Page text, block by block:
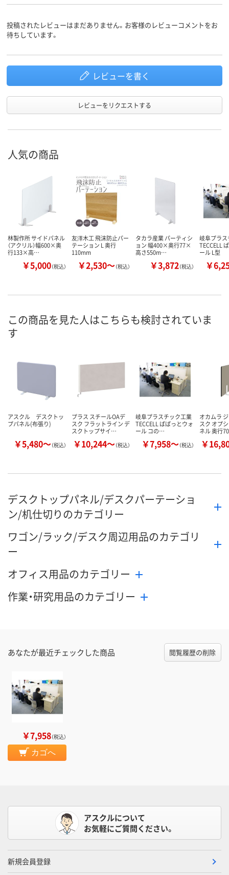
投稿されたレビューはまだありません。お客様のレビューコメントをお
待ちしています。
レビューを書く
レビューをリクエストする
人気の商品
林製作所 サイドパネル
（アクリル）幅600×奥
行133×高…
￥5,000（税込）
友澤木工 飛沫防止パー
テーション L 奥行
110mm
￥2,530～（税込）
タカラ産業 パーティシ
ョン 幅400×奥行77×
高さ550m…
￥3,872（税込）
岐阜プラ
TECCELL
ール L型
￥
この商品を見た人はこちらも検討されていま
す
アスクル デスクトッ
プパネル(布張り)
￥5,480～（税込）
プラス スチールOAデ
スク フラットライン デ
スクトップサイ…
￥10,244～（税込）
岐阜プラスチック工業
TECCELL ぱぱっとウォ
ール コの…
￥7,958～（税込）
オカムラ
スク オプ
ネル 奥行
￥
デスクトップパネル/デスクパーテーショ
ン/机仕切りのカテゴリー
ワゴン/ラック/デスク周辺用品のカテゴリ
ー
オフィス用品のカテゴリー
作業・研究用品のカテゴリー
あなたが最近チェックした商品 閲覧履歴の削除
￥7,958（税込）
カゴへ
アスクルについて
お気軽にご質問ください。
新規会員登録